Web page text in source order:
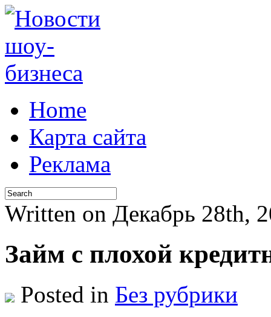
Home
Карта сайта
Реклама
Written on Декабрь 28th,
Займ с плохой
Posted in Без рубрики